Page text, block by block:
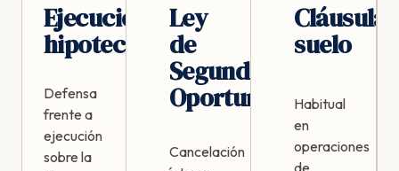
Ejecución
hipotecaria
Defensa
frente a
ejecución
sobre la
Ley
de
Segunda
Oportunidad
Cancelación
Cláusula
suelo
Habitual
en
operaciones